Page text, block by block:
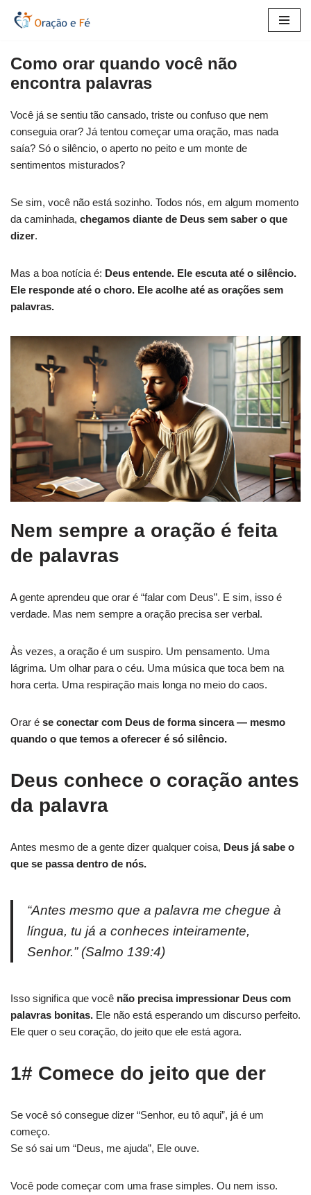
o
conteúdo
Como orar quando você não
encontra palavras
Você já se sentiu tão cansado, triste ou confuso que nem
conseguia orar? Já tentou começar uma oração, mas nada
saía? Só o silêncio, o aperto no peito e um monte de
sentimentos misturados?
Se sim, você não está sozinho. Todos nós, em algum momento
da caminhada, chegamos diante de Deus sem saber o que
dizer.
Mas a boa notícia é: Deus entende. Ele escuta até o silêncio.
Ele responde até o choro. Ele acolhe até as orações sem
palavras.
Nem sempre a oração é feita
de palavras
A gente aprendeu que orar é “falar com Deus”. E sim, isso é
verdade. Mas nem sempre a oração precisa ser verbal.
Às vezes, a oração é um suspiro. Um pensamento. Uma
lágrima. Um olhar para o céu. Uma música que toca bem na
hora certa. Uma respiração mais longa no meio do caos.
Orar é se conectar com Deus de forma sincera — mesmo
quando o que temos a oferecer é só silêncio.
Deus conhece o coração antes
da palavra
Antes mesmo de a gente dizer qualquer coisa, Deus já sabe o
que se passa dentro de nós.
“Antes mesmo que a palavra me chegue à
língua, tu já a conheces inteiramente,
Senhor.” (Salmo 139:4)
Isso significa que você não precisa impressionar Deus com
palavras bonitas. Ele não está esperando um discurso perfeito.
Ele quer o seu coração, do jeito que ele está agora.
1# Comece do jeito que der
Se você só consegue dizer “Senhor, eu tô aqui”, já é um
começo.
Se só sai um “Deus, me ajuda”, Ele ouve.
Você pode começar com uma frase simples. Ou nem isso.